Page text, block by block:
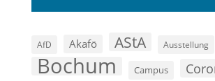
AfD Akafö AStA Ausstellung
Bochum Campus